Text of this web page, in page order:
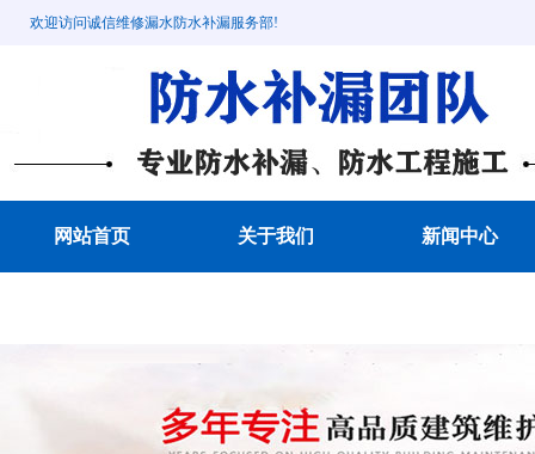
欢迎访问诚信维修漏水防水补漏服务部!
网站首页 关于我们 新闻中心